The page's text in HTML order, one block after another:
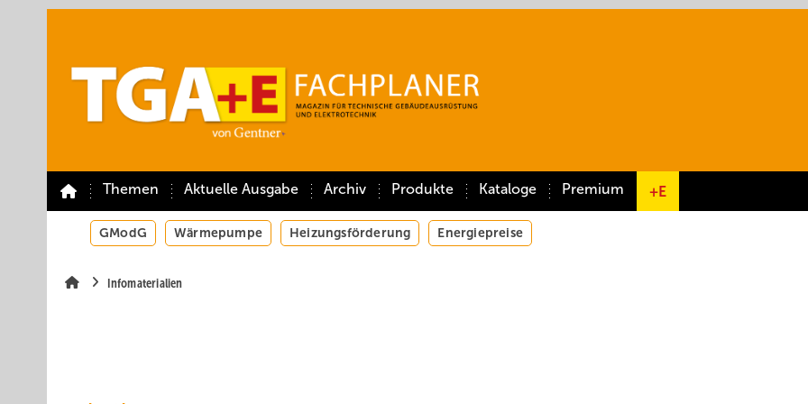
Themen Aktuelle Ausgabe Archiv Produkte Kataloge Premium +E
GModG Wärmepumpe Heizungsförderung Energiepreise
Infomaterialien